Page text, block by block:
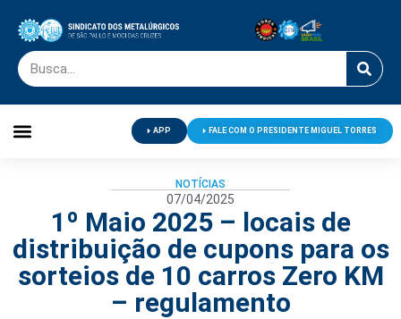
APP FALE COM O PRESIDENTE MIGUEL TORRES
NOTÍCIAS
07/04/2025
1º Maio 2025 – locais de
distribuição de cupons para os
sorteios de 10 carros Zero KM
– regulamento